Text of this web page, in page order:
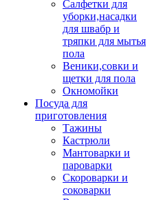
Салфетки для
уборки,насадки
для швабр и
тряпки для мытья
пола
Веники,совки и
щетки для пола
Окномойки
Посуда для
приготовления
Тажины
Кастрюли
Мантоварки и
пароварки
Скороварки и
соковарки